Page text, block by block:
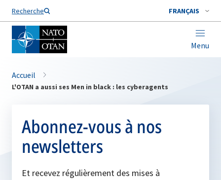
Recherche FRANÇAIS
Menu
Nom de famille*
Accueil
L'OTAN a aussi ses Men in black : les cyberagents
Abonnez-vous à nos
newsletters
Et recevez régulièrement des mises à